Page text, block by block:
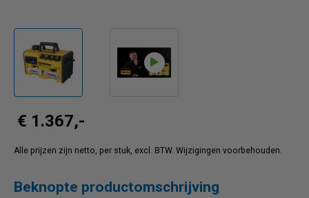
€ 1.367,-
Alle prijzen zijn netto, per stuk, excl. BTW. Wijzigingen voorbehouden.
Beknopte productomschrijving